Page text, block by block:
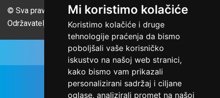
Mi koristimo kolačiće
Koristimo kolačiće i druge
tehnologije praćenja da bismo
poboljšali vaše korisničko
iskustvo na našoj web stranici,
kako bismo vam prikazali
personalizirani sadržaj i ciljane
oglase, analizirali promet na našoj
© Sva prava pridržana Udruga Ime dobrote
Održavatelj Netcom d.o.o., Riva 6, Rijeka